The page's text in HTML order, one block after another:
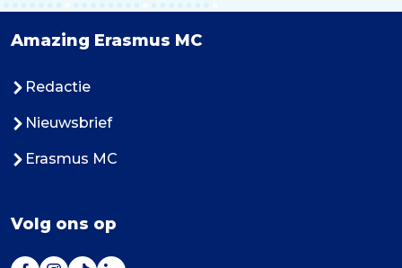
Amazing Erasmus MC
Redactie
Nieuwsbrief
Erasmus MC
Volg ons op